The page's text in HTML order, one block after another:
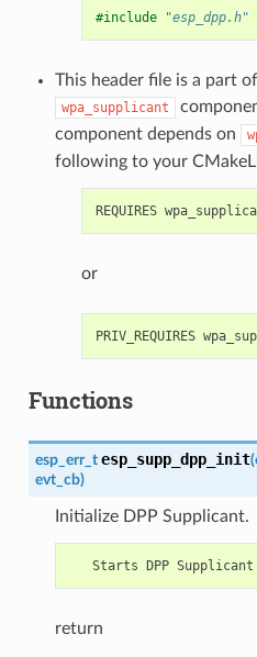
#include "esp_dpp.h"
This header file is a part
wpa_supplicant
component depends on
following to your
or
Functions
esp_err_t esp_supp_dpp_init(
evt_cb)
Initialize DPP Supplicant.
Starts DPP Supplicant
return